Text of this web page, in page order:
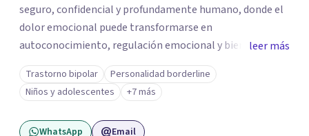
seguro, confidencial y profundamente humano, donde el
dolor emocional puede transformarse en
autoconocimiento, regulación emocional y bienestar.
Trabajo desde un enfoque integrativo que combina
psicoanálisis, terapia somática y de trauma, psicología
corporal, Mentalization Based Therapy (MBT),
hipnoterapia y respiración neurodinámica, integrando
leer más
Trastorno bipolar
Personalidad borderline
Niños y adolescentes
+7 más
WhatsApp Email